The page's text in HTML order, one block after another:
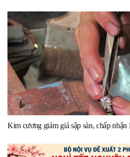
Kim cương giảm giá sập sàn, chấp